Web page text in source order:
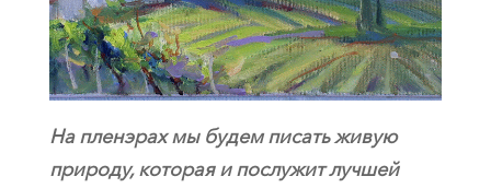
На пленэрах мы будем писать живую
природу, которая и послужит лучшей